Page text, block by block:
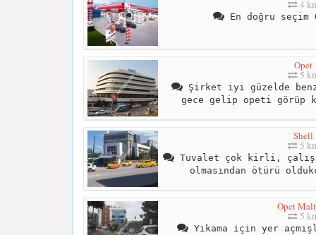
4
En doğru seçim
Opet
5
Şirket iyi güzelde
gece gelip opeti görüp
Shell
5
Tuvalet çok kirli,
olmasından ötürü
Opet
5
Yıkama için yer